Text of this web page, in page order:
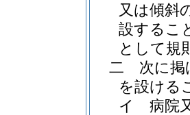
又は傾斜
設するこ
として規
二
次に掲
を設ける
イ
病院